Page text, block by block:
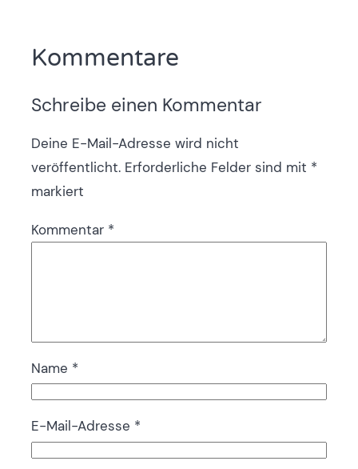
Kommentare
Schreibe einen Kommentar
Deine E-Mail-Adresse wird nicht
veröffentlicht. Erforderliche Felder sind mit *
markiert
Kommentar *
Name *
E-Mail-Adresse *